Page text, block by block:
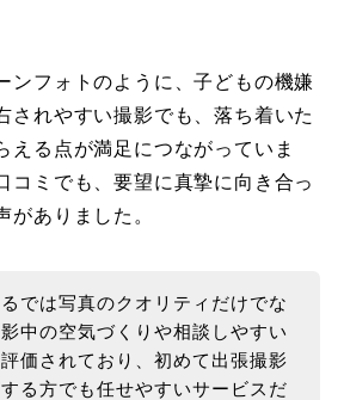
ンフォトのように、子どもの機嫌
されやすい撮影でも、落ち着いた
える点が満足につながっていま
コミでも、要望に真摯に向き合っ
がありました。
では写真のクオリティだけでな
影中の空気づくりや相談しやすい
価されており、初めて出張撮影
る方でも任せやすいサービスだ